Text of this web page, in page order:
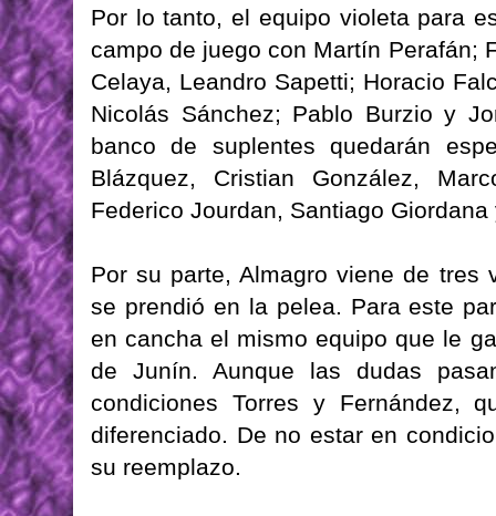
Por lo tanto, el equipo violeta para
campo de juego con Martín Perafán;
Celaya, Leandro Sapetti; Horacio
Nicolás Sánchez; Pablo Burzio y
banco de suplentes quedarán
Blázquez, Cristian González,
Federico Jourdan, Santiago
Por su parte, Almagro viene de tres
se prendió en la pelea. Para este
en cancha el mismo equipo que le
de Junín. Aunque las dudas
condiciones Torres y Fernández,
diferenciado. De no estar en
su reemplazo.